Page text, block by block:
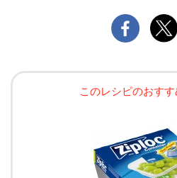
このレシピのおす